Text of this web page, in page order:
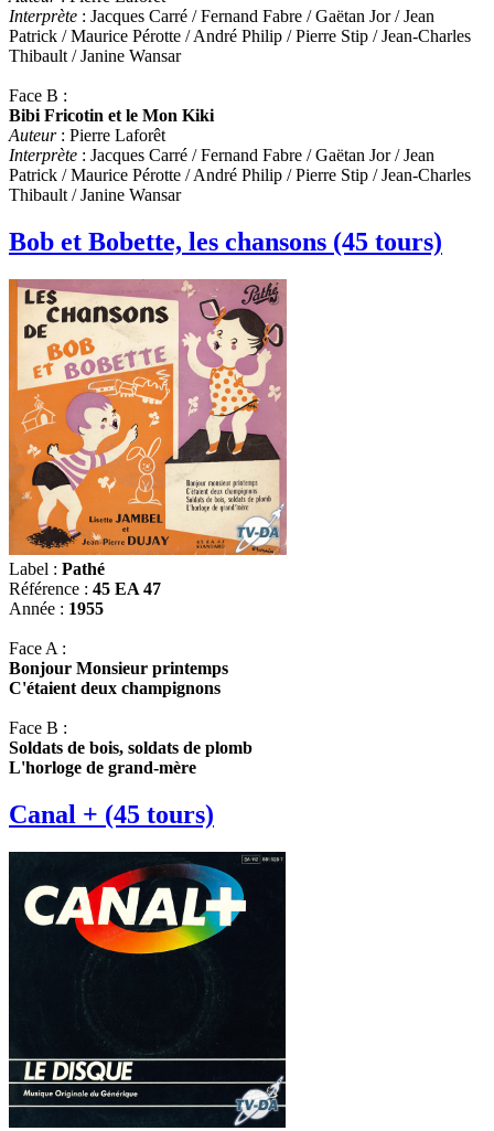
Interprète : Jacques Carré / Fernand Fabre / Gaëtan Jor / Jean
Patrick / Maurice Pérotte / André Philip / Pierre Stip / Jean-Charles
Thibault / Janine Wansar
Face B :
Bibi Fricotin et le Mon Kiki
Auteur: Pierre Laforêt
Interprète : Jacques Carré / Fernand Fabre / Gaëtan Jor / Jean
Patrick / Maurice Pérotte / André Philip / Pierre Stip / Jean-Charles
Thibault / Janine Wansar
Bob et Bobette, les chansons (45 tours)
Label : Pathé
Référence : 45 EA 47
Année : 1955
Face A :
Bonjour Monsieur printemps
C'étaient deux champignons
Face B :
Soldats de bois, soldats de plomb
L'horloge de grand-mère
Canal + (45 tours)